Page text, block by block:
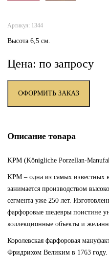
Артикул: 1344
Высота 6,5 см.
Цена: по запросу
ОФОРМИТЬ ЗАКАЗ
Описание товара
KPM (Königliche Porzellan-
KPM – одна из самых известных
занимается производством
сегмента уже 250 лет.
фарфоровые шедевры поистине
коллекционные объекты и
Королевская фарфоровая
Фридрихом Великим в 1763